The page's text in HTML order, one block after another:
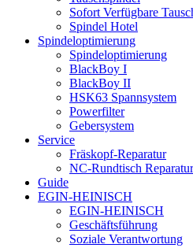
Sofort Verfügbare
Spindel Hotel
Spindeloptimierung
Spindeloptimierung
BlackBoy I
BlackBoy II
HSK63 Spannsystem
Powerfilter
Gebersystem
Service
Fräskopf-Reparatur
NC-Rundtisch Reparatur
Guide
EGIN-HEINISCH
EGIN-HEINISCH
Geschäftsführung
Soziale Verantwortung